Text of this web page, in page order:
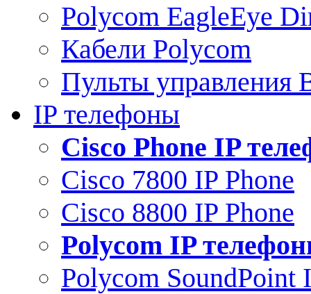
Polycom EagleEye
Кабели Polycom
Пульты управления
IP телефоны
Сisco Phone IP
Cisco 7800 IP Phone
Cisco 8800 IP Phone
Polycom IP
Polycom SoundPoint